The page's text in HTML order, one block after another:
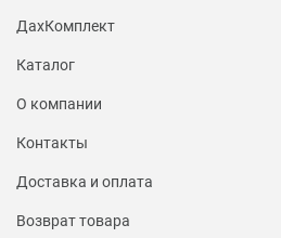
ДахКомплект
Каталог
О компании
Контакты
Доставка и оплата
Возврат товара